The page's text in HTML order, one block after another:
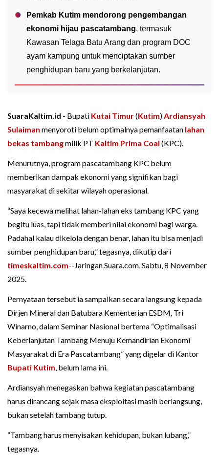
Pemkab Kutim mendorong pengembangan
ekonomi hijau pascatambang, termasuk
Kawasan Telaga Batu Arang dan program DOC
ayam kampung untuk menciptakan sumber
penghidupan baru yang berkelanjutan.
SuaraKaltim.id - Bupati Kutai Timur(Kutim)Ardiansyah
Sulaiman menyoroti belum optimalnya pemanfaatan lahan
bekas tambangmilik PT Kaltim Prima Coal (KPC).
Menurutnya, program pascatambang KPC belum
memberikan dampak ekonomi yang signifikan bagi
masyarakat di sekitar wilayah operasional.
“Saya kecewa melihat lahan-lahan eks tambang KPC yang
begitu luas, tapi tidak memberi nilai ekonomi bagi warga.
Padahal kalau dikelola dengan benar, lahan itu bisa menjadi
sumber penghidupan baru,” tegasnya, dikutip dari
timeskaltim.com--Jaringan Suara.com, Sabtu, 8 November
2025.
Pernyataan tersebut ia sampaikan secara langsung kepada
Dirjen Mineral dan Batubara Kementerian ESDM, Tri
Winarno, dalam Seminar Nasional bertema “Optimalisasi
Keberlanjutan Tambang Menuju Kemandirian Ekonomi
Masyarakat di Era Pascatambang” yang digelar di Kantor
Bupati Kutim, belum lama ini.
Ardiansyah menegaskan bahwa kegiatan pascatambang
harus dirancang sejak masa eksploitasi masih berlangsung,
bukan setelah tambang tutup.
“Tambang harus menyisakan kehidupan, bukan lubang,”
tegasnya.